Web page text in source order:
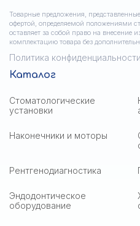
Товарные предложения,
офертой, определяемой положениями
оставляет за собой право на
комплектацию товара без
Политика конфиденциальности
Каталог
Стоматологические
установки
Наконечники и моторы
Рентгенодиагностика
Эндодонтическое
оборудование